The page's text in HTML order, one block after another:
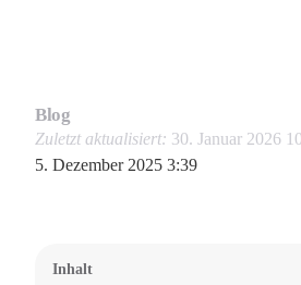
Blog
Zuletzt aktualisiert: 30. Januar 2026
5. Dezember 2025 3:39
Inhalt